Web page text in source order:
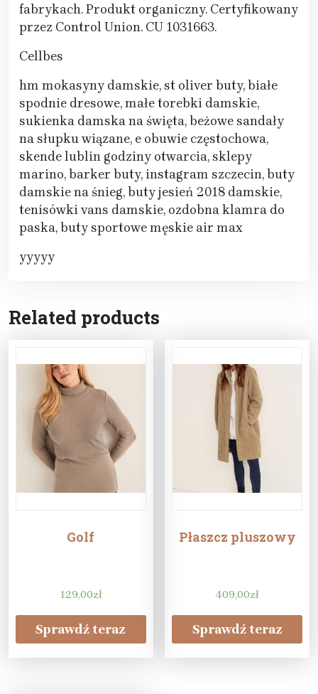
fabrykach. Produkt organiczny. Certyfikowany
przez Control Union. CU 1031663.
Cellbes
hm mokasyny damskie, st oliver buty, białe
spodnie dresowe, małe torebki damskie,
sukienka damska na święta, beżowe sandały
na słupku wiązane, e obuwie częstochowa,
skende lublin godziny otwarcia, sklepy
marino, barker buty, instagram szczecin, buty
damskie na śnieg, buty jesień 2018 damskie,
tenisówki vans damskie, ozdobna klamra do
paska, buty sportowe męskie air max
yyyyy
Related products
Golf
129,00zł
Sprawdź teraz
Płaszcz pluszowy
409,00zł
Sprawdź teraz